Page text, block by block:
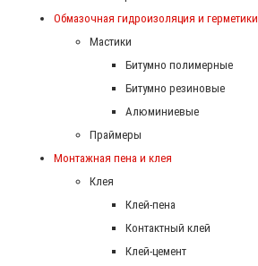
Обмазочная гидроизоляция и герметики
Мастики
Битумно полимерные
Битумно резиновые
Алюминиевые
Праймеры
Монтажная пена и клея
Клея
Клей-пена
Контактный клей
Клей-цемент